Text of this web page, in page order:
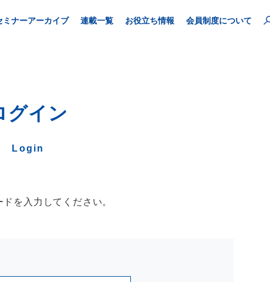
ミナーアーカイブ 連載一覧 お役立ち情報 会員制度について
グイン
Login
ドを入力してください。